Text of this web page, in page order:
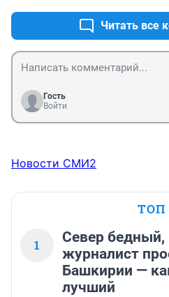
Читать все
Гость
Войти
Новости СМИ2
ТОП
1
Север бедный,
журналист
Башкирии —
лучший